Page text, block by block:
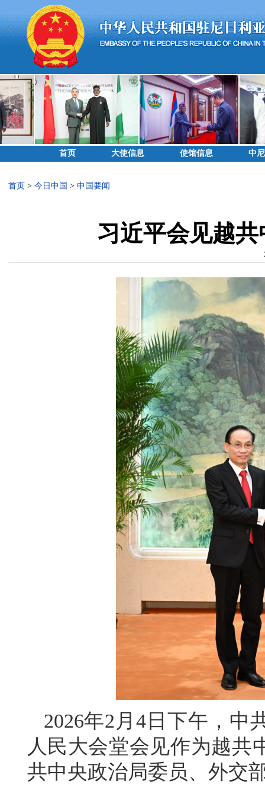
首页 大使信息 使馆信息 中
首页 > 今日中国 > 中国要闻
习近平会见越
2026年2月4日下午，中
人民大会堂会见作为越共
共中央政治局委员、外交